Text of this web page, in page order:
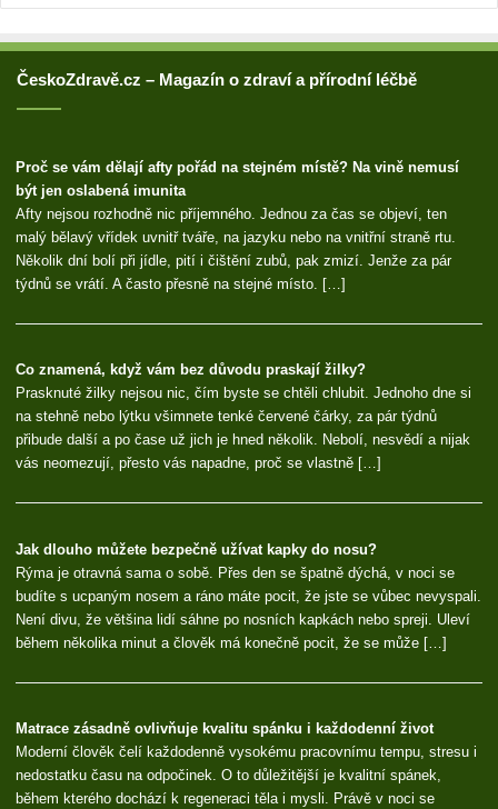
ČeskoZdravě.cz – Magazín o zdraví a přírodní léčbě
Proč se vám dělají afty pořád na stejném místě? Na vině nemusí
být jen oslabená imunita
Afty nejsou rozhodně nic příjemného. Jednou za čas se objeví, ten
malý bělavý vřídek uvnitř tváře, na jazyku nebo na vnitřní straně rtu.
Několik dní bolí při jídle, pití i čištění zubů, pak zmizí. Jenže za pár
týdnů se vrátí. A často přesně na stejné místo. […]
Co znamená, když vám bez důvodu praskají žilky?
Prasknuté žilky nejsou nic, čím byste se chtěli chlubit. Jednoho dne si
na stehně nebo lýtku všimnete tenké červené čárky, za pár týdnů
přibude další a po čase už jich je hned několik. Nebolí, nesvědí a nijak
vás neomezují, přesto vás napadne, proč se vlastně […]
Jak dlouho můžete bezpečně užívat kapky do nosu?
Rýma je otravná sama o sobě. Přes den se špatně dýchá, v noci se
budíte s ucpaným nosem a ráno máte pocit, že jste se vůbec nevyspali.
Není divu, že většina lidí sáhne po nosních kapkách nebo spreji. Uleví
během několika minut a člověk má konečně pocit, že se může […]
Matrace zásadně ovlivňuje kvalitu spánku i každodenní život
Moderní člověk čelí každodenně vysokému pracovnímu tempu, stresu i
nedostatku času na odpočinek. O to důležitější je kvalitní spánek,
během kterého dochází k regeneraci těla i mysli. Právě v noci se